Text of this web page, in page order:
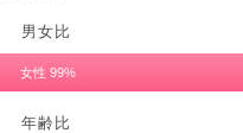
男女比
女性 99%
年齢比